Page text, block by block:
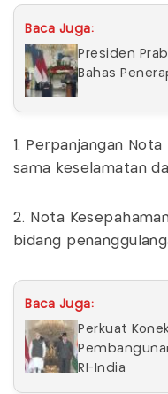
Baca Juga:
Presiden
Bahas
1. Perpanjangan
sama keselamatan
2. Nota
bidang
Baca Juga:
Perkuat
RI-India